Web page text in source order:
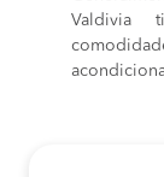
Valdivia